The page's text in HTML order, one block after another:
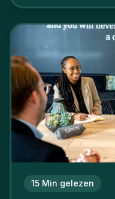
15 Min gelezen